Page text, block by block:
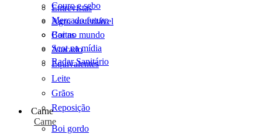
Entrevistas
Agro sustentável
Cartas
Scot na mídia
Radar Sanitário
Couro e sebo
Mercado futuro
Boi no mundo
Atacado
Equivalentes
Leite
Grãos
Reposição
Carne
Carne
Boi gordo